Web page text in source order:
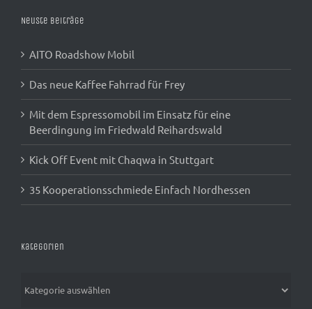
Neuste Beiträge
AITO Roadshow Mobil
Das neue Kaffee Fahrrad für Frey
Mit dem Espressomobil im Einsatz für eine
Beerdingung im Friedwald Reihardswald
Kick Off Event mit Chaqwa in Stuttgart
35 Kooperationsschmiede Einfach Nordhessen
Kategorien